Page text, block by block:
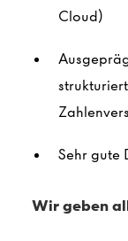
Cloud)
Sehr gute
Wir geben